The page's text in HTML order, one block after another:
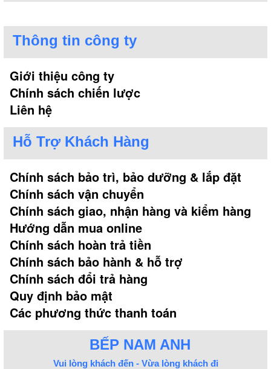
Thông tin công ty
Giới thiệu công ty
Chính sách chiến lược
Liên hệ
Hỗ Trợ Khách Hàng
Chính sách bảo trì, bảo dưỡng & lắp đặt
Chính sách vận chuyển
Chính sách giao, nhận hàng và kiểm hàng
Hướng dẫn mua online
Chính sách hoàn trả tiền
Chính sách bảo hành & hỗ trợ
Chính sách đổi trả hàng
Quy định bảo mật
Các phương thức thanh toán
BẾP NAM ANH
Vui lòng khách đến - Vừa lòng khách đi